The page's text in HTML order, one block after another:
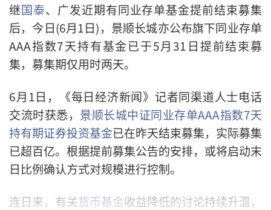
继国泰、广发近期有同业存单基金提前结束募集
后，今日(6月1日)，景顺长城亦公布旗下同业存单
AAA指数7天持有基金已于5月31日提前结束募
集，募集期仅用时两天。
6月1日，《每日经济新闻》记者同渠道人士电话
交流时获悉， 景顺长城中证同业存单AAA指数7天
持有期证券投资基金已在昨天结束募集，实际募集
已超百亿。根据提前募集公告的安排，或将启动末
日比例确认方式对规模进行控制。
连日来，有关货币基金收益降低的讨论持续升温，